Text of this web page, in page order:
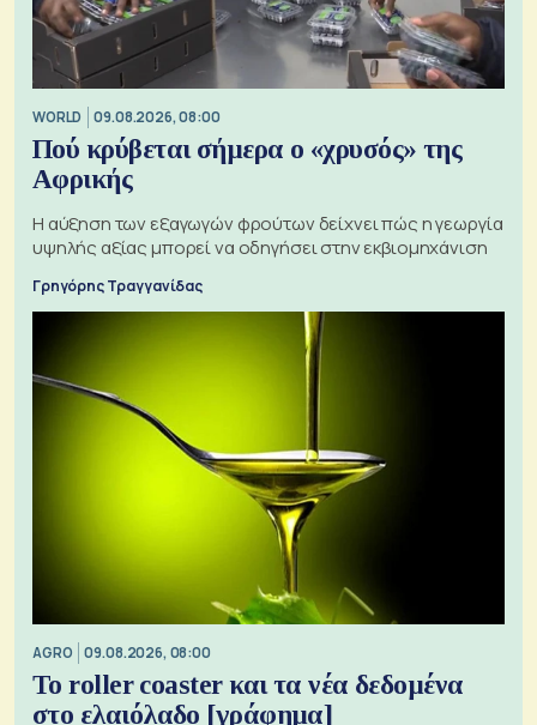
WORLD 09.08.2026, 08:00
Πού κρύβεται σήμερα ο «χρυσός» της
Αφρικής
Η αύξηση των εξαγωγών φρούτων δείχνει πώς η γεωργία
υψηλής αξίας μπορεί να οδηγήσει στην εκβιομηχάνιση
Γρηγόρης Τραγγανίδας
AGRO 09.08.2026, 08:00
Το roller coaster και τα νέα δεδομένα
στο ελαιόλαδο [γράφημα]